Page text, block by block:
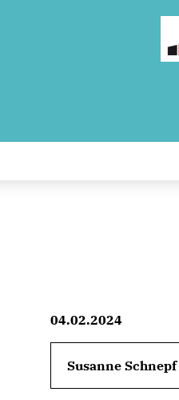
04.02.2024
Susanne Schnepf